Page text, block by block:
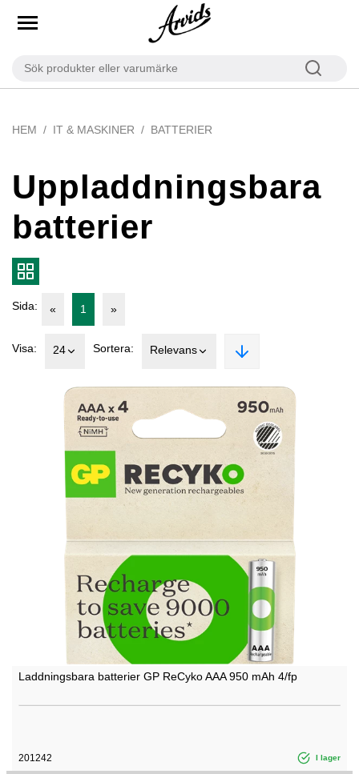
HEM IT & MASKINER BATTERIER
Uppladdningsbara
batterier
Sida: « 1 »
Visa: 24 Sortera: Relevans
Laddningsbara batterier GP ReCyko AAA 950 mAh 4/fp
201242 I lager